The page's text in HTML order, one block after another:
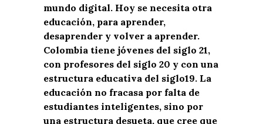
mundo digital. Hoy se necesita otra
educación, para aprender,
desaprender y volver a aprender.
Colombia tiene jóvenes del siglo 21,
con profesores del siglo 20 y conuna
estructura educativa del siglo19. La
educación no fracasa por falta de
estudiantes inteligentes, sino por
una estructura desueta, que cree que